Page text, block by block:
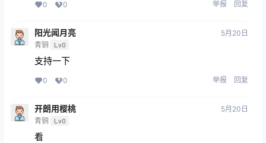
0 0 举报 回复
阳光闻月亮
青铜 Lv0
5月20日
支持一下
0 0 举报 回复
开朗用樱桃
青铜 Lv0
5月20日
看